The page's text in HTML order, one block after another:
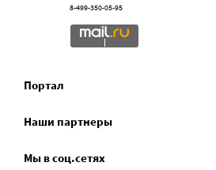
8-499-350-05-95
Портал
Наши партнеры
Мы в соц.сетях